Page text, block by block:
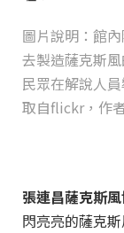
圖片說明：館
去製造薩克斯
民眾在解說人
取自flickr，作
張連昌薩克斯
閃亮亮的薩克